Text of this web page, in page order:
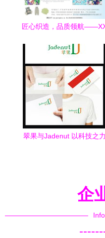
匠心织造，品质领航
翠果与Jadenut 以科技之力
企